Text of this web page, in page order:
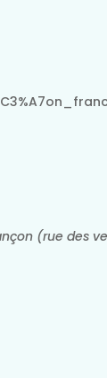
(rue des